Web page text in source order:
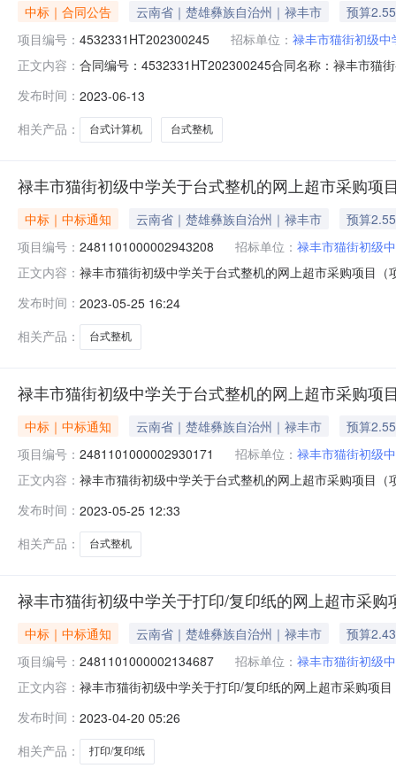
中标｜合同公告 云南省｜楚雄彝族自治州｜禄丰市
预算
项目编号： 4532331HT202300245 招标单位： 禄丰市猫街初级中
正文内容： 合同编号：4532331HT202300245合同名称：禄丰市猫
构：进口产品审核前公示：采购公告（或单一来源审核
发布时间： 2023-06-13
相关产品：
台式计算机 台式整机
禄丰市猫街初级中学关于台式整机的网上超市采购项
中标｜中标通知 云南省｜楚雄彝族自治州｜禄丰市
预算
项目编号： 2481101000002943208 招标单位： 禄丰市猫街初级
正文内容： 禄丰市猫街初级中学关于台式整机的网上超市采购项目
14532331JH202300103-125496.0项目所在行政区划名
发布时间： 2023-05-25 16:24
相关产品：
台式整机
禄丰市猫街初级中学关于台式整机的网上超市采购项
中标｜中标通知 云南省｜楚雄彝族自治州｜禄丰市
预算
项目编号： 2481101000002930171 招标单位： 禄丰市猫街初级
正文内容： 禄丰市猫街初级中学关于台式整机的网上超市采购项目
14532331JH202300103-125496.0项目所在行政区划名
发布时间： 2023-05-25 12:33
相关产品：
台式整机
禄丰市猫街初级中学关于打印/复印纸的网上超市采购
中标｜中标通知 云南省｜楚雄彝族自治州｜禄丰市
预算
项目编号： 2481101000002134687 招标单位： 禄丰市猫街初级
正文内容： 禄丰市猫街初级中学关于打印/复印纸的网上超市采购项
金额14532331JH202300147-
发布时间： 2023-04-20 05:26
相关产品：
打印/复印纸